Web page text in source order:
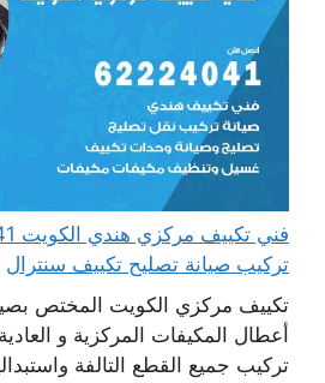
تركيب صيانة تصليح تكييف سنترال
تكييف مركزي الكويت المختص
أعطال المكيفات المركزية و
تركيب جميع القطع التالفة